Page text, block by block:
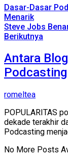
Dasar-Dasar
Menarik
Steve Jobs
Berikutnya
Antara
Podcasting
romeltea
POPULARITAS
dekade terakhir
Podcasting
No More Posts